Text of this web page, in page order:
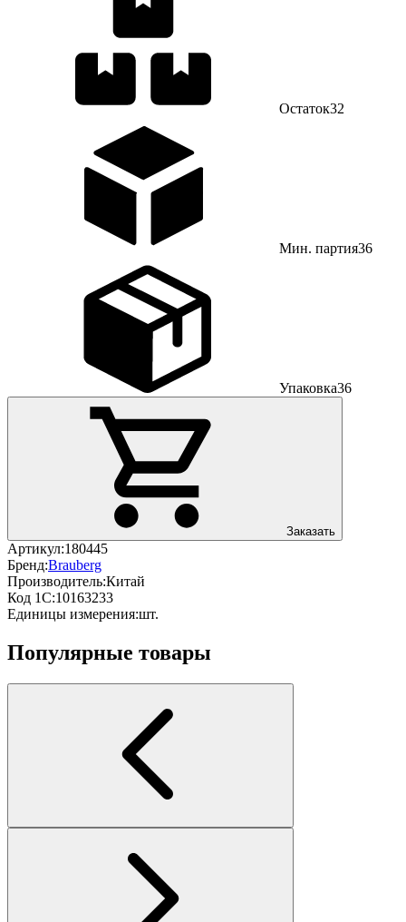
Остаток32
Мин. партия36
Упаковка36
Заказать
Артикул:180445
Бренд:Brauberg
Производитель:Китай
Код 1С:10163233
Единицы измерения:шт.
Популярные товары